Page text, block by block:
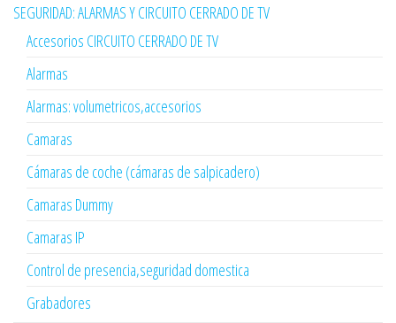
SEGURIDAD: ALARMAS Y CIRCUITO CERRADO DE TV
Accesorios CIRCUITO CERRADO DE TV
Alarmas
Alarmas: volumetricos,accesorios
Camaras
Cámaras de coche (cámaras de salpicadero)
Camaras Dummy
Camaras IP
Control de presencia,seguridad domestica
Grabadores